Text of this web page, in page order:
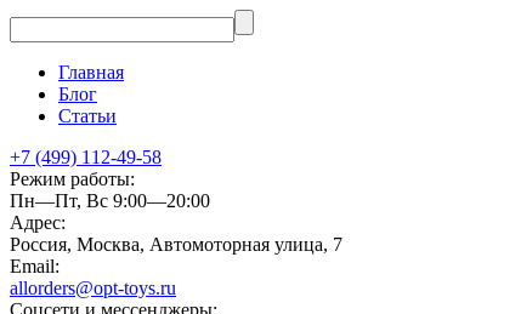
Главная
Блог
Статьи
+7 (499) 112-49-58
Режим работы:
Пн—Пт, Вс 9:00—20:00
Адрес:
Россия, Москва, Автомоторная улица, 7
Email:
allorders@opt-toys.ru
Соцсети и мессенджеры: